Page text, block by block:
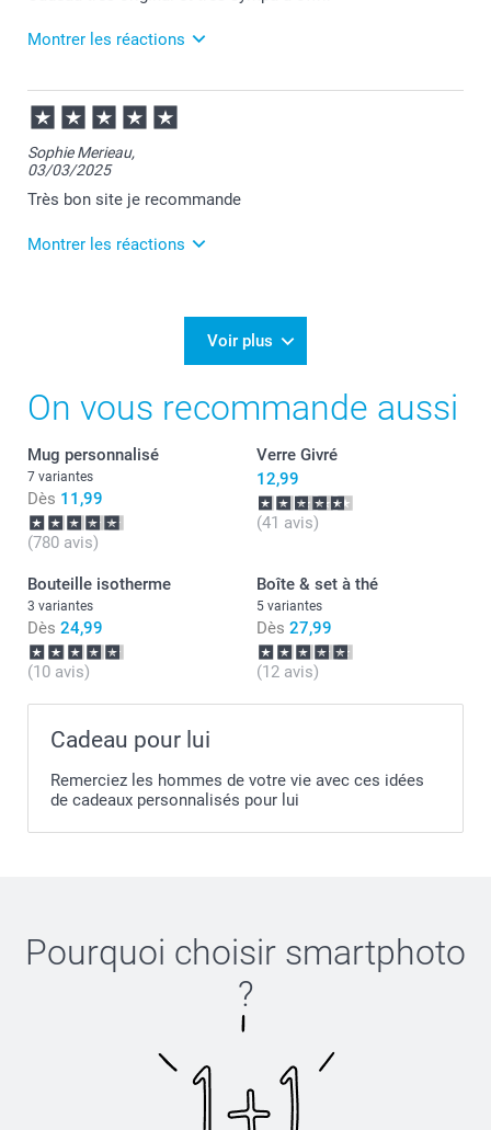
rencontré.
J'espère que vous appréciez votre mug.
Nous restons à votre écoute et je vous souhaite une
Cordialement,
Florence@smartphoto
Montrer les réactions
09/05/2025
07:58
Bonjour Valérie,
Merci pour votre commande et je suis heureuse que
votre mug magique vous plaise.
Passez une belle journée.
Cordialement,
Florence@smartphoto
Sophie Merieau,
03/03/2025
Très bon site je recommande
Montrer les réactions
votre retour positif sur nos mugs magiques.
C'est un plaisir d'apprendre votre satisfaction.
Cordialement,
Florence@smartphoto
Voir plus
On vous recommande aussi
Mug personnalisé
7 variantes
Dès 11,99
(780 avis)
Verre Givré
12,99
(41 avis)
Bouteille isotherme
3 variantes
Dès 24,99
(10 avis)
Boîte & set à thé
5 variantes
Dès 27,99
(12 avis)
Cadeau pour lui
Remerciez les hommes de votre vie avec ces idées
de cadeaux personnalisés pour lui
Pourquoi choisir smartphoto
?